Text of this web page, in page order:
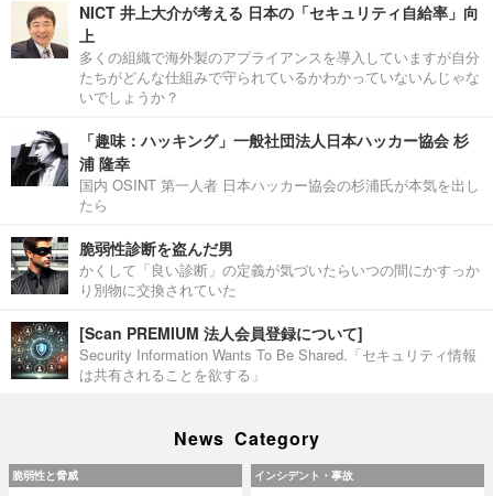
NICT 井上大介が考える 日本の「セキュリティ自給率」向
上
多くの組織で海外製のアプライアンスを導入していますが自分
たちがどんな仕組みで守られているかわかっていないんじゃな
いでしょうか？
「趣味：ハッキング」一般社団法人日本ハッカー協会 杉
浦 隆幸
国内 OSINT 第一人者 日本ハッカー協会の杉浦氏が本気を出し
たら
脆弱性診断を盗んだ男
かくして「良い診断」の定義が気づいたらいつの間にかすっか
り別物に交換されていた
[Scan PREMIUM 法人会員登録について]
Security Information Wants To Be Shared.「セキュリティ情報
は共有されることを欲する」
News Category
脆弱性と脅威 インシデント・事故